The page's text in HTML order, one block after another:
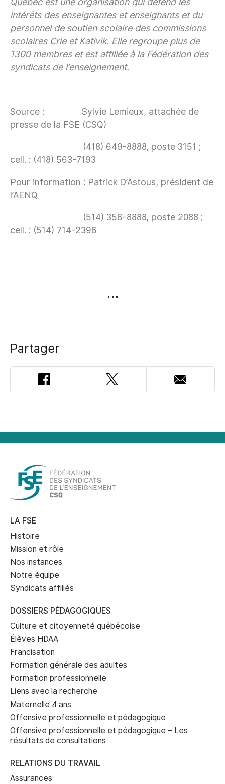
intérêts des enseignantes et enseignants et du
personnel de soutien scolaire des commissions
scolaires Crie et Kativik. Elle regroupe plus de
1300 membres et est affiliée à la Fédération des
syndicats de l’enseignement.
Source : Sylvie Lemieux, attachée de
presse de la FSE (CSQ)
(418) 649-8888, poste 3151 ;
cell. : (418) 563-7193
Pour information : Patrick D’Astous, président de
l’AENQ
(514) 356-8888, poste 2088 ;
cell. : (514) 714-2396
Partager
Facebook Twitter
Adresse
courriel
LA FSE
Histoire
Mission et rôle
Nos instances
Notre équipe
Syndicats affiliés
DOSSIERS PÉDAGOGIQUES
Culture et citoyenneté québécoise
Élèves HDAA
Francisation
Formation générale des adultes
Formation professionnelle
Liens avec la recherche
Maternelle 4 ans
Offensive professionnelle et pédagogique
Offensive professionnelle et pédagogique – Les
résultats de consultations
RELATIONS DU TRAVAIL
Assurances